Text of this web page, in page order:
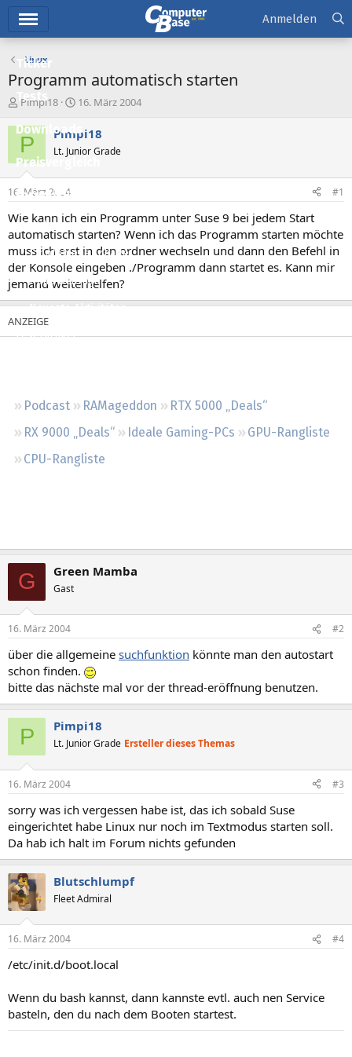
Ticker
Tests
Downloads
Preisvergleich
Forum
Aktuelles
Empfohlene Inhalte
Neue Beiträge
Neueste Aktivitäten
Leserartikel
Podcast RAMageddon
RTX 5000 „Deals“
RX 9000 „Deals“
Ideale Gaming-PCs
GPU-Rangliste
CPU-Rangliste
Anmelden
Linux
Programm automatisch starten
E
s
e
e
r
Pimpi18
E
s
t
e
t
a
m
16. März 2004
P Pimpi18
Lt. Junior Grade
16. März 2004 #1
Wie kann ich ein Programm unter Suse 9 bei jedem Start
automatisch starten? Wenn ich das Programm starten möchte
muss ich erst in den ordner wechseln und dann den Befehl in
der Konsole eingeben ./Programm dann startet es. Kann mir
jemand weiterhelfen?
G Green Mamba
Gast
16. März 2004 #2
über die allgemeine suchfunktion könnte man den autostart
schon finden.
bitte das nächste mal vor der thread-eröffnung benutzen.
P Pimpi18
Lt. Junior Grade Ersteller dieses Themas
16. März 2004 #3
sorry was ich vergessen habe ist, das ich sobald Suse
eingerichtet habe Linux nur noch im Textmodus starten soll.
Da hab ich halt im Forum nichts gefunden
Blutschlumpf
Fleet Admiral
16. März 2004 #4
/etc/init.d/boot.local
Wenn du bash kannst, dann kannste evtl. auch nen Service
basteln, den du nach dem Booten startest.